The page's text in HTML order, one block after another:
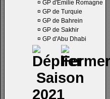
¤ GP d'Emilie Romagne
¤ GP de Turquie
¤ GP de Bahrein
¤ GP de Sakhir
¤ GP d'Abu Dhabi
Saison
2021